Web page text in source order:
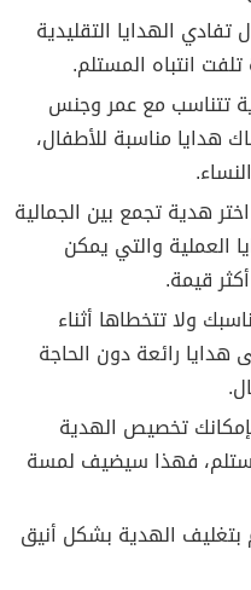
تفادي الهدايا التقليدية
انتباه المستلم.
تتناسب مع عمر وجنس
هدايا مناسبة للأطفال،
هدية تجمع بين الجمالية
العملية والتي يمكن
قيمة.
ولا تتخطاها أثناء
هدايا رائعة دون الحاجة
تخصيص الهدية
فهذا سيضيف لمسة
الهدية بشكل أنيق